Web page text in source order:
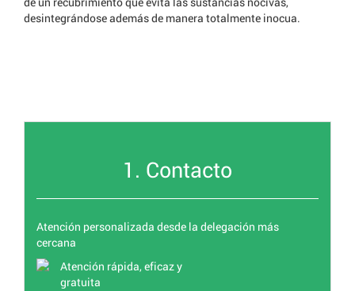
desintegrándose además de manera totalmente inocua.
1. Contacto
Atención personalizada desde la delegación más
cercana
Atención rápida, eficaz y
gratuita